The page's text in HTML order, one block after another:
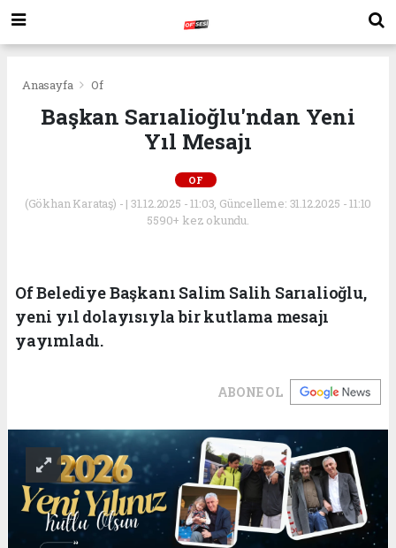
Anasayfa Of
Başkan Sarıalioğlu'ndan Yeni
Yıl Mesajı
OF
(Gökhan Karataş) - | 31.12.2025 - 11:03, Güncelleme: 31.12.2025 - 11:10
5590+ kez okundu.
Of Belediye Başkanı Salim Salih Sarıalioğlu,
yeni yıl dolayısıyla bir kutlama mesajı
yayımladı.
ABONE OL